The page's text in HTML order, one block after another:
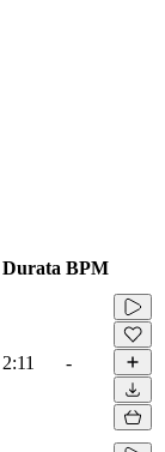
Durata BPM
2:11 -